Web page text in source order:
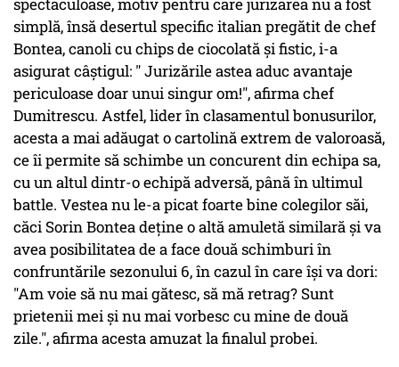
spectaculoase, motiv pentru care jurizarea nu a fost
simplă, însă desertul specific italian pregătit de chef
Bontea, canoli cu chips de ciocolată și fistic, i-a
asigurat câștigul: " Jurizările astea aduc avantaje
periculoase doar unui singur om!", afirma chef
Dumitrescu. Astfel, lider în clasamentul bonusurilor,
acesta a mai adăugat o cartolină extrem de valoroasă,
ce îi permite să schimbe un concurent din echipa sa,
cu un altul dintr-o echipă adversă, până în ultimul
battle. Vestea nu le-a picat foarte bine colegilor săi,
căci Sorin Bontea deține o altă amuletă similară și va
avea posibilitatea de a face două schimburi în
confruntările sezonului 6, în cazul în care își va dori:
"Am voie să nu mai gătesc, să mă retrag? Sunt
prietenii mei și nu mai vorbesc cu mine de două
zile.", afirma acesta amuzat la finalul probei.